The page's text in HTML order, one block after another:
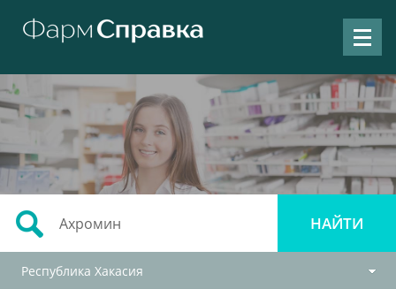
Республика Хакасия